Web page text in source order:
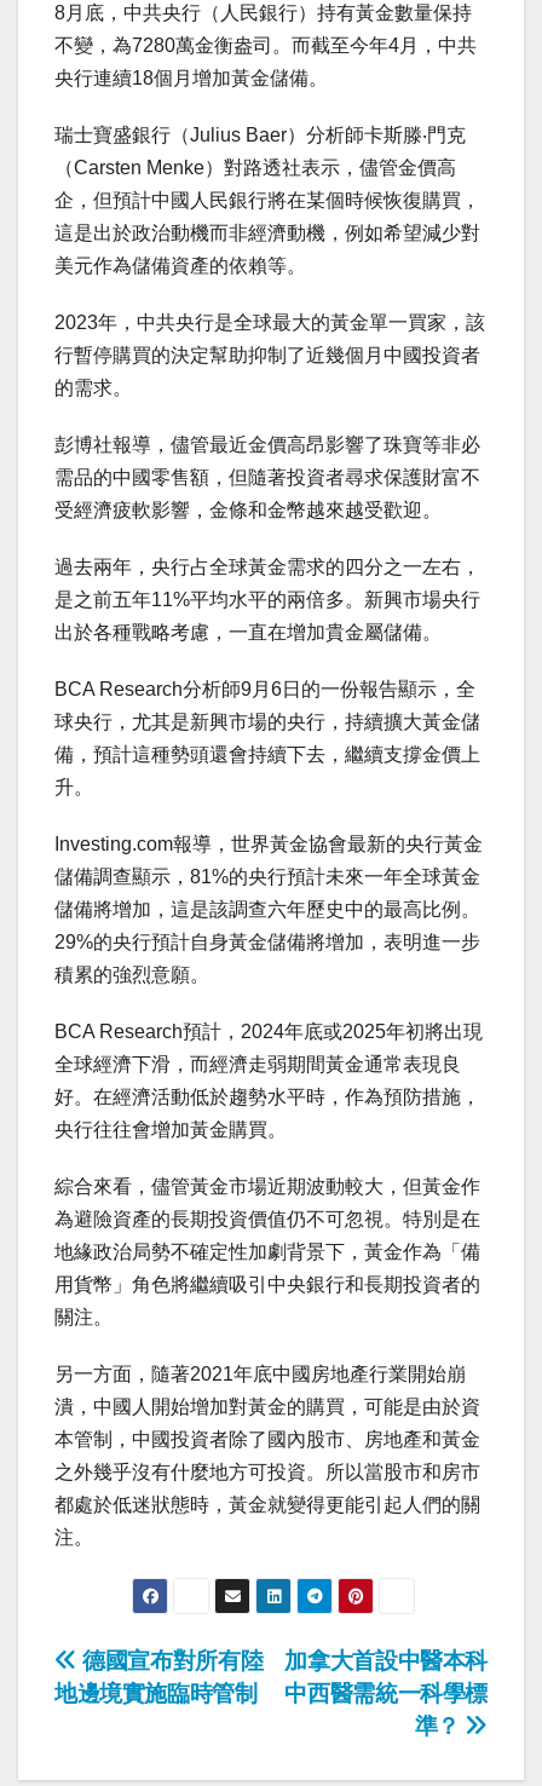
8月底，中共央行（人民銀行）持有黃金數量保持
不變，為7280萬金衡盎司。而截至今年4月，中共
央行連續18個月增加黃金儲備。
瑞士寶盛銀行（Julius Baer）分析師卡斯滕‧門克
（Carsten Menke）對路透社表示，儘管金價高
企，但預計中國人民銀行將在某個時候恢復購買，
這是出於政治動機而非經濟動機，例如希望減少對
美元作為儲備資產的依賴等。
2023年，中共央行是全球最大的黃金單一買家，該
行暫停購買的決定幫助抑制了近幾個月中國投資者
的需求。
彭博社報導，儘管最近金價高昂影響了珠寶等非必
需品的中國零售額，但隨著投資者尋求保護財富不
受經濟疲軟影響，金條和金幣越來越受歡迎。
過去兩年，央行占全球黃金需求的四分之一左右，
是之前五年11%平均水平的兩倍多。新興市場央行
出於各種戰略考慮，一直在增加貴金屬儲備。
BCA Research分析師9月6日的一份報告顯示，全
球央行，尤其是新興市場的央行，持續擴大黃金儲
備，預計這種勢頭還會持續下去，繼續支撐金價上
升。
Investing.com報導，世界黃金協會最新的央行黃金
儲備調查顯示，81%的央行預計未來一年全球黃金
儲備將增加，這是該調查六年歷史中的最高比例。
29%的央行預計自身黃金儲備將增加，表明進一步
積累的強烈意願。
BCA Research預計，2024年底或2025年初將出現
全球經濟下滑，而經濟走弱期間黃金通常表現良
好。在經濟活動低於趨勢水平時，作為預防措施，
央行往往會增加黃金購買。
綜合來看，儘管黃金市場近期波動較大，但黃金作
為避險資產的長期投資價值仍不可忽視。特別是在
地緣政治局勢不確定性加劇背景下，黃金作為「備
用貨幣」角色將繼續吸引中央銀行和長期投資者的
關注。
另一方面，隨著2021年底中國房地產行業開始崩
潰，中國人開始增加對黃金的購買，可能是由於資
本管制，中國投資者除了國內股市、房地產和黃金
之外幾乎沒有什麼地方可投資。所以當股市和房市
都處於低迷狀態時，黃金就變得更能引起人們的關
注。
Post
navigation
加拿大首設中醫本科
中西醫需統一科學標
準？
德國宣布對所有陸
地邊境實施臨時管制